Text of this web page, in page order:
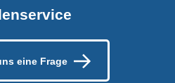
eine Frage